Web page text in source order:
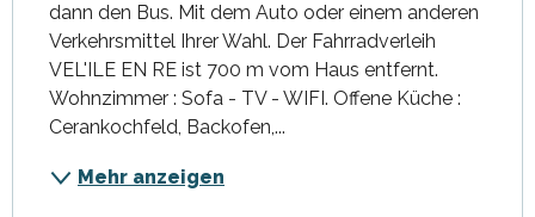
dann den Bus. Mit dem Auto oder einem anderen
Verkehrsmittel Ihrer Wahl. Der Fahrradverleih
VEL'ILE EN RE ist 700 m vom Haus entfernt.
Wohnzimmer : Sofa - TV - WIFI. Offene Küche :
Cerankochfeld, Backofen,...
Mehr anzeigen